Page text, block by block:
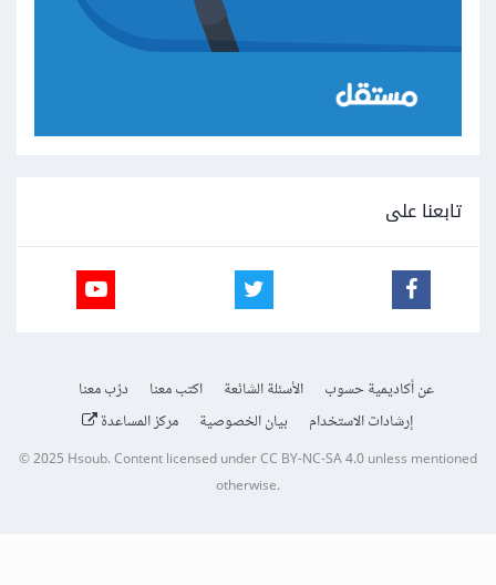
تابعنا على
عن أكاديمية حسوب الأسئلة الشائعة اكتب معنا
درّب معنا
إرشادات الاستخدام
بيان الخصوصية مركز المساعدة
© 2025 Hsoub.Content licensed underCC BY-NC-SA 4.0unless mentioned
otherwise.